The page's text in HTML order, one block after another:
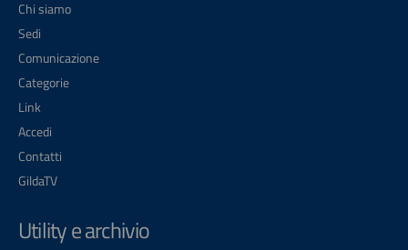
Chi siamo
Sedi
Comunicazione
Categorie
Link
Accedi
Contatti
GildaTV
Utility e archivio